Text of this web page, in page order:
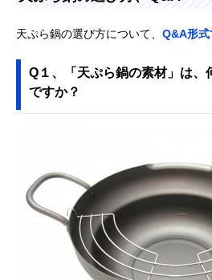
天ぷら鍋の選び方について、 Q&A形式
Q１、「天ぷら鍋の素材」は、
ですか？